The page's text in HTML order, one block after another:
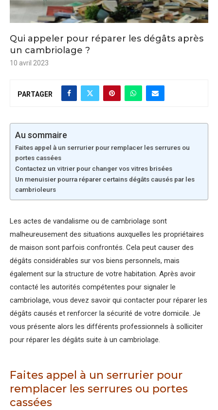
Qui appeler pour réparer les dégâts après
un cambriolage ?
10 avril 2023
PARTAGER
Au sommaire
Faites appel à un serrurier pour remplacer les serrures ou
portes cassées
Contactez un vitrier pour changer vos vitres brisées
Un menuisier pourra réparer certains dégâts causés par les
cambrioleurs
Les actes de vandalisme ou de cambriolage sont
malheureusement des situations auxquelles les propriétaires
de maison sont parfois confrontés. Cela peut causer des
dégâts considérables sur vos biens personnels, mais
également sur la structure de votre habitation. Après avoir
contacté les autorités compétentes pour signaler le
cambriolage, vous devez savoir qui contacter pour réparer les
dégâts causés et renforcer la sécurité de votre domicile. Je
vous présente alors les différents professionnels à solliciter
pour réparer les dégâts suite à un cambriolage.
Faites appel à un serrurier pour
remplacer les serrures ou portes
cassées